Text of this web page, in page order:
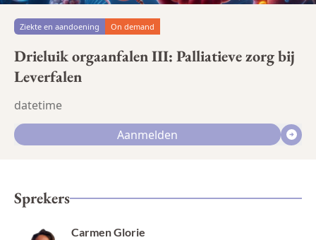
Ziekte en aandoening On demand
Drieluik orgaanfalen III: Palliatieve zorg bij
Leverfalen
datetime
Aanmelden
Sprekers
Carmen Glorie